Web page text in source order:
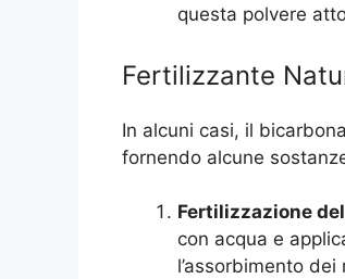
questa polvere
Fertilizzante
In alcuni casi, il
fornendo alcune
Fertilizzazione
con acqua e
l’assorbimento